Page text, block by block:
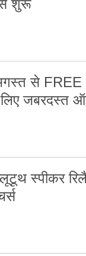
से शुरू
से FREE
जबरदस्त
स्पीकर